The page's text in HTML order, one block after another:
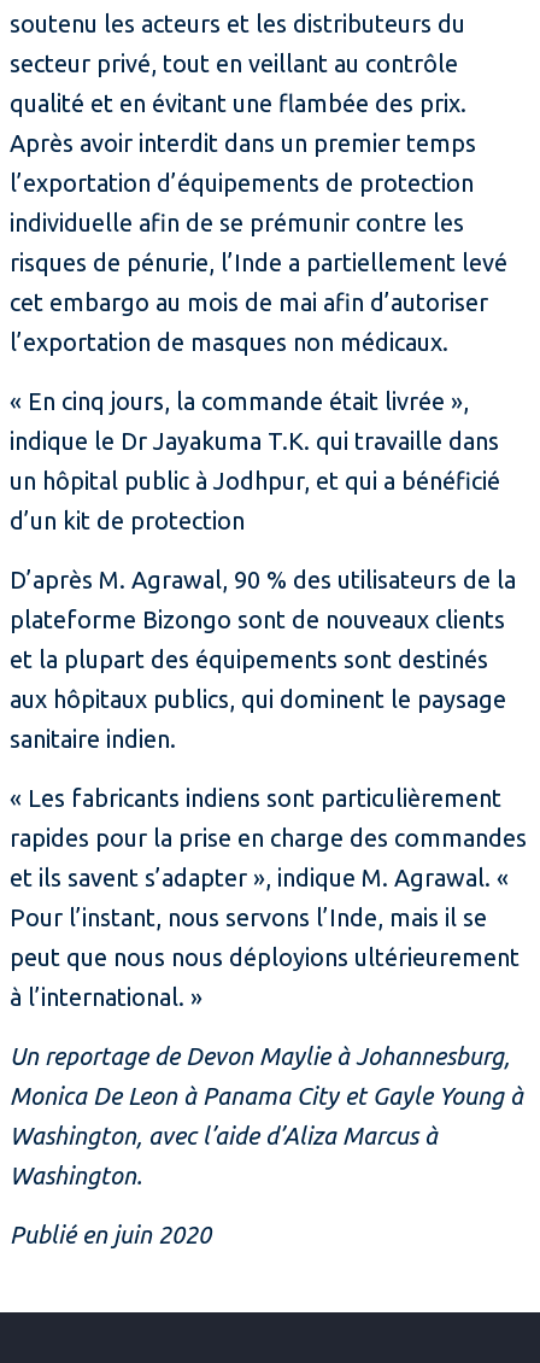
soutenu les acteurs et les distributeurs du
secteur privé, tout en veillant au contrôle
qualité et en évitant une flambée des prix.
Après avoir interdit dans un premier temps
l’exportation d’équipements de protection
individuelle afin de se prémunir contre les
risques de pénurie, l’Inde a partiellement levé
cet embargo au mois de mai afin d’autoriser
l’exportation de masques non médicaux.
« En cinq jours, la commande était livrée »,
indique le Dr Jayakuma T.K. qui travaille dans
un hôpital public à Jodhpur, et qui a bénéficié
d’un kit de protection
D’après M. Agrawal, 90 % des utilisateurs de la
plateforme Bizongo sont de nouveaux clients
et la plupart des équipements sont destinés
aux hôpitaux publics, qui dominent le paysage
sanitaire indien.
« Les fabricants indiens sont particulièrement
rapides pour la prise en charge des commandes
et ils savent s’adapter », indique M. Agrawal. «
Pour l’instant, nous servons l’Inde, mais il se
peut que nous nous déployions ultérieurement
à l’international. »
Un reportage de Devon Maylie à Johannesburg,
Monica De Leon à Panama City et Gayle Young à
Washington, avec l’aide d’Aliza Marcus à
Washington.
Publié en juin 2020